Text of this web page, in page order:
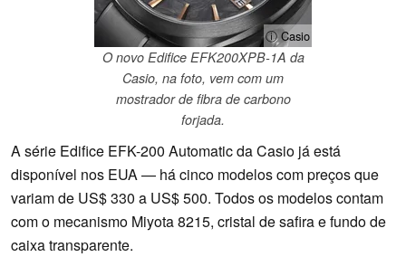
ⓘ Casio
O novo Edifice EFK200XPB-1A da
Casio, na foto, vem com um
mostrador de fibra de carbono
forjada.
A série Edifice EFK-200 Automatic da Casio já está
disponível nos EUA — há cinco modelos com preços que
variam de US$ 330 a US$ 500. Todos os modelos contam
com o mecanismo Miyota 8215, cristal de safira e fundo de
caixa transparente.